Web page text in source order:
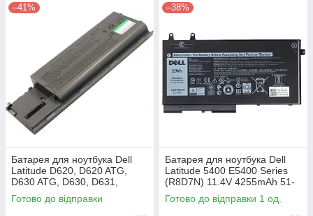
–41%
Батарея для ноутбука Dell
Latitude D620, D620 ATG,
D630 ATG, D630, D631,
D630c (GD775) 10.8V
5200mAh
Готово до відправки
–38%
Батарея для ноутбука Dell
Latitude 5400 E5400 Series
(R8D7N) 11.4V 4255mAh 51-
60% бу B-
Готово до відправки 1 од.